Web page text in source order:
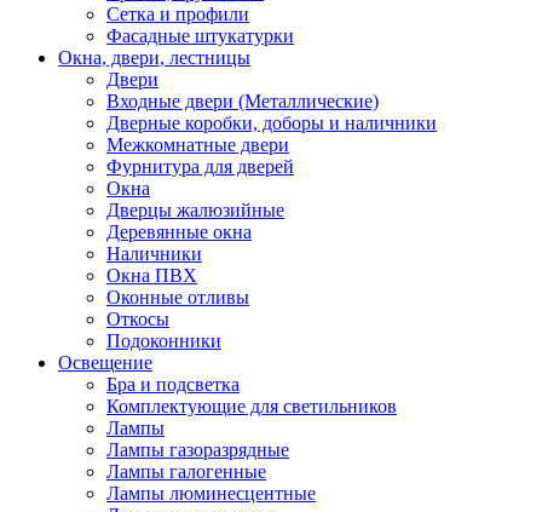
Сетка и профили
Фасадные штукатурки
Окна, двери, лестницы
Двери
Входные двери (Металлические)
Дверные коробки, доборы и наличники
Межкомнатные двери
Фурнитура для дверей
Окна
Дверцы жалюзийные
Деревянные окна
Наличники
Окна ПВХ
Оконные отливы
Откосы
Подоконники
Освещение
Бра и подсветка
Комплектующие для светильников
Лампы
Лампы газоразрядные
Лампы галогенные
Лампы люминесцентные